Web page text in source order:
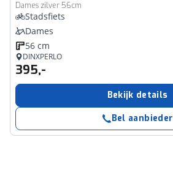
Dames zilver 56cm
Stadsfiets
Dames
56 cm
DINXPERLO
395,-
Bekijk details
Bel aanbieder